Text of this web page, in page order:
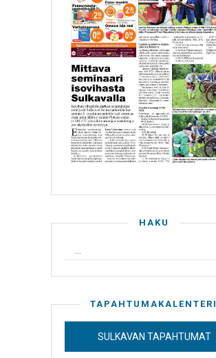
HAKU
TAPAHTUMAKALENTERI
SULKAVAN TAPAHTUMAT